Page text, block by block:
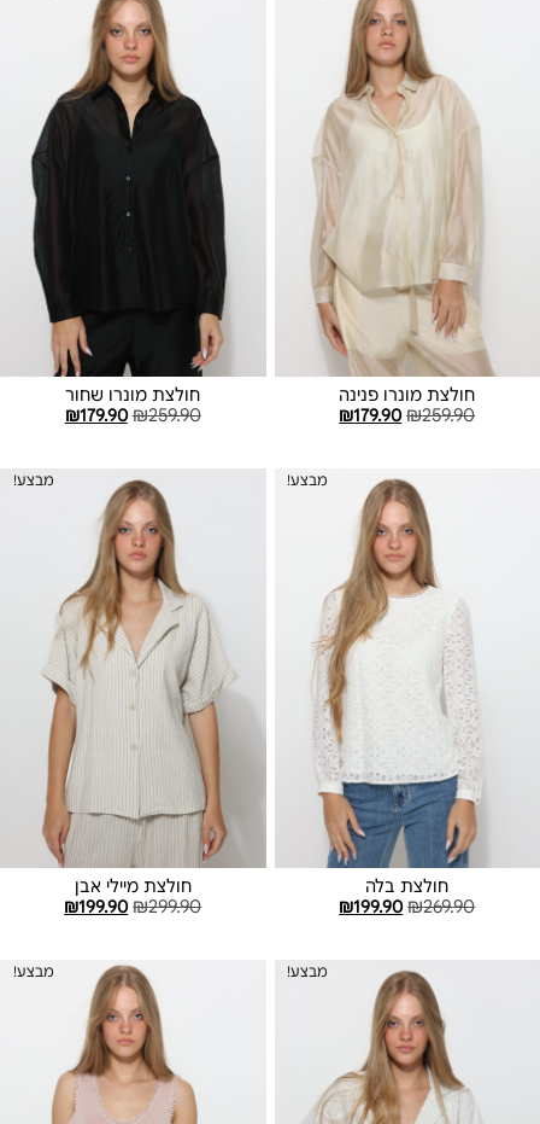
חולצת מונרו פנינה
₪259.90
₪179.90
חולצת מונרו שחור
₪259.90
₪179.90
מבצע!
חולצת בלה
₪269.90
₪199.90
מבצע!
חולצת מיילי אבן
₪299.90
₪199.90
מבצע! מבצע!